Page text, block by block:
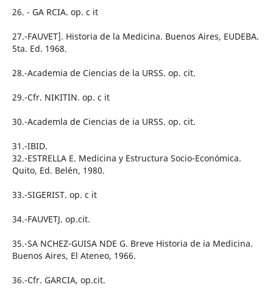
26. - GA RCIA. op. c it
27.-FAUVET]. Historia de la Medicina. Buenos Aires, EUDEBA.
5ta. Ed. 1968.
28.-Academia de Ciencias de la URSS. op. cit.
29.-Cfr. NIKITIN. op. c it
30.-Academla de Ciencias de ia URSS. op. cit.
31.-IBID.
32.-ESTRELLA E. Medicina y Estructura Socio-Económica.
Quito, Ed. Belén, 1980.
33.-SIGERIST. op. c it
34.-FAUVETJ. op.cit.
35.-SA NCHEZ-GUISA NDE G. Breve Historia de ia Medicina.
Buenos Aires, El Ateneo, 1966.
36.-Cfr. GARCIA, op.cit.